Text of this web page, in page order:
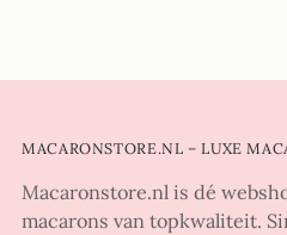
MACARONSTORE.NL – LUXE
Macaronstore.nl is dé
macarons van topkwaliteit.